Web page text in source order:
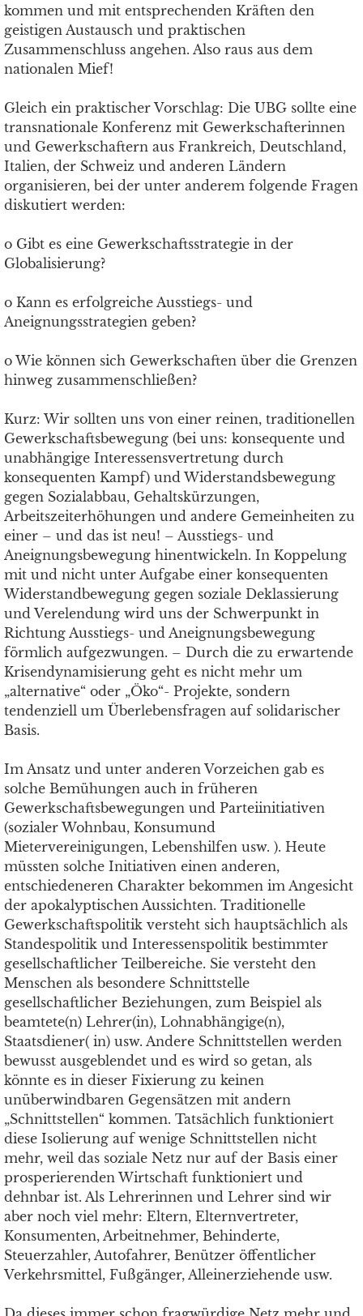
kommen und mit entsprechenden Kräften den
geistigen Austausch und praktischen
Zusammenschluss angehen. Also raus aus dem
nationalen Mief!
Gleich ein praktischer Vorschlag: Die UBG sollte eine
transnationale Konferenz mit Gewerkschafterinnen
und Gewerkschaftern aus Frankreich, Deutschland,
Italien, der Schweiz und anderen Ländern
organisieren, bei der unter anderem folgende Fragen
diskutiert werden:
o Gibt es eine Gewerkschaftsstrategie in der
Globalisierung?
o Kann es erfolgreiche Ausstiegs- und
Aneignungsstrategien geben?
o Wie können sich Gewerkschaften über die Grenzen
hinweg zusammenschließen?
Kurz: Wir sollten uns von einer reinen, traditionellen
Gewerkschaftsbewegung (bei uns: konsequente und
unabhängige Interessensvertretung durch
konsequenten Kampf) und Widerstandsbewegung
gegen Sozialabbau, Gehaltskürzungen,
Arbeitszeiterhöhungen und andere Gemeinheiten zu
einer – und das ist neu! – Ausstiegs- und
Aneignungsbewegung hinentwickeln. In Koppelung
mit und nicht unter Aufgabe einer konsequenten
Widerstandbewegung gegen soziale Deklassierung
und Verelendung wird uns der Schwerpunkt in
Richtung Ausstiegs- und Aneignungsbewegung
förmlich aufgezwungen. – Durch die zu erwartende
Krisendynamisierung geht es nicht mehr um
„alternative“ oder „Öko“- Projekte, sondern
tendenziell um Überlebensfragen auf solidarischer
Basis.
Im Ansatz und unter anderen Vorzeichen gab es
solche Bemühungen auch in früheren
Gewerkschaftsbewegungen und Parteiinitiativen
(sozialer Wohnbau, Konsumund
Mietervereinigungen, Lebenshilfen usw. ). Heute
müssten solche Initiativen einen anderen,
entschiedeneren Charakter bekommen im Angesicht
der apokalyptischen Aussichten. Traditionelle
Gewerkschaftspolitik versteht sich hauptsächlich als
Standespolitik und Interessenspolitik bestimmter
gesellschaftlicher Teilbereiche. Sie versteht den
Menschen als besondere Schnittstelle
gesellschaftlicher Beziehungen, zum Beispiel als
beamtete(n) Lehrer(in), Lohnabhängige(n),
Staatsdiener( in) usw. Andere Schnittstellen werden
bewusst ausgeblendet und es wird so getan, als
könnte es in dieser Fixierung zu keinen
unüberwindbaren Gegensätzen mit andern
„Schnittstellen“ kommen. Tatsächlich funktioniert
diese Isolierung auf wenige Schnittstellen nicht
mehr, weil das soziale Netz nur auf der Basis einer
prosperierenden Wirtschaft funktioniert und
dehnbar ist. Als Lehrerinnen und Lehrer sind wir
aber noch viel mehr: Eltern, Elternvertreter,
Konsumenten, Arbeitnehmer, Behinderte,
Steuerzahler, Autofahrer, Benützer öffentlicher
Verkehrsmittel, Fußgänger, Alleinerziehende usw.